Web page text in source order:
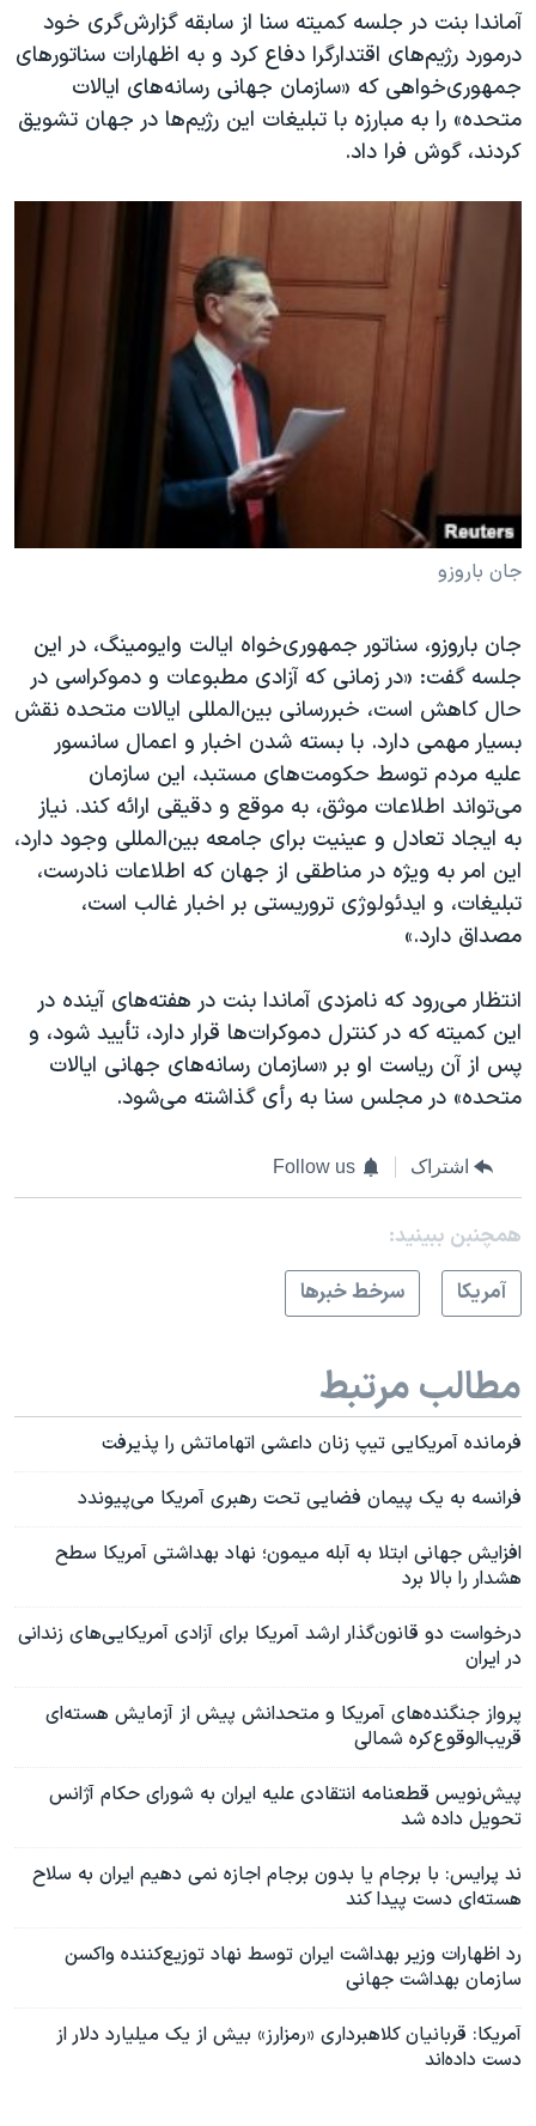
آماندا بنت در جلسه کمیته سنا از سابقه گزارش‌گری خود
درمورد رژیم‌های اقتدارگرا دفاع کرد و به اظهارات سناتورهای
جمهوری‌خواهی که «سازمان جهانی رسانه‌های ایالات
متحده» را به مبارزه با تبلیغات این رژیم‌ها در جهان تشویق
کردند، گوش فرا داد.
جان باروزو
جان باروزو، سناتور جمهوری‌خواه ایالت وایومینگ، در این
جلسه گفت: «در زمانی که آزادی مطبوعات و دموکراسی در
حال کاهش است، خبررسانی بین‌المللی ایالات متحده نقش
بسیار مهمی دارد. با بسته شدن اخبار ‌و اعمال سانسور
علیه مردم توسط حکومت‌های مستبد، این سازمان
می‌تواند اطلاعات موثق، به موقع و دقیقی ارائه کند. نیاز
به ایجاد تعادل و عینیت برای جامعه بین‌المللی وجود‌ دارد،
این امر به ویژه در مناطقی از جهان که اطلاعات نادرست،
تبلیغات، و ایدئولوژی تروریستی بر اخبار غالب است،
مصداق دارد.»
انتظار می‌رود که نامزدی آماندا بنت در هفته‌های آینده در
این کمیته که در کنترل دموکرات‌ها قرار دارد، تأیید شود، و
پس از آن ریاست او بر «سازمان رسانه‌های جهانی ایالات
متحده» در مجلس سنا به رأی گذاشته می‌شود.
اشتراک Follow us
همچنبن ببینید:
آمريکا
سرخط خبرها
مطالب مرتبط
فرمانده آمریکایی تیپ زنان داعشی اتهاماتش را پذیرفت
فرانسه به یک پیمان فضایی تحت رهبری آمریکا می‌پیوندد
افزایش جهانی ابتلا به آبله میمون؛ نهاد بهداشتی آمریکا سطح
هشدار را بالا برد
درخواست دو قانون‌گذار ارشد آمریکا برای آزادی آمریکایی‌های زندانی
در ایران
پرواز جنگنده‌های آمریکا و متحدانش پیش از آزمایش هسته‌ای
قریب‌الوقوع کره شمالی
پیش‌نویس قطعنامه انتقادی علیه ایران به شورای حکام آژانس
تحویل داده شد
ند پرایس: با برجام یا بدون برجام اجازه نمی دهیم ایران به سلاح
هسته‌ای دست پیدا کند
رد اظهارات وزیر بهداشت ایران توسط نهاد توزیع‌کننده واکسن
سازمان بهداشت جهانی
آمریکا: قربانیان کلاهبرداری «رمزارز» بیش از یک میلیارد دلار از
دست داده‌اند